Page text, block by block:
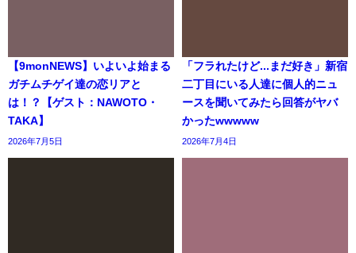
【9monNEWS】いよいよ始まる
ガチムチゲイ達の恋リアと
は！？【ゲスト：NAWOTO・
TAKA】
2026年7月5日
「フラれたけど...まだ好き」新宿
二丁目にいる人達に個人的ニュ
ースを聞いてみたら回答がヤバ
かったwwwww
2026年7月4日